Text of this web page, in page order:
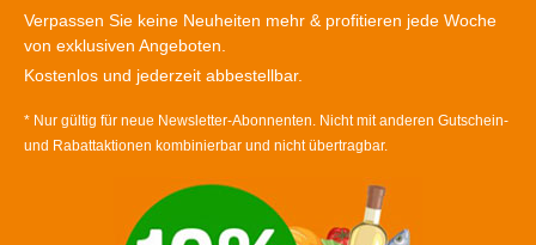
Verpassen Sie keine Neuheiten mehr & profitieren jede Woche
von exklusiven Angeboten.
Kostenlos und jederzeit abbestellbar.
* Nur gültig für neue Newsletter-Abonnenten. Nicht mit anderen Gutschein-
und Rabattaktionen kombinierbar und nicht übertragbar.